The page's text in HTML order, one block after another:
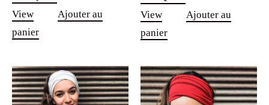
initial
était : est :
View
Ajouter au
panier
View
Ajouter au
panier